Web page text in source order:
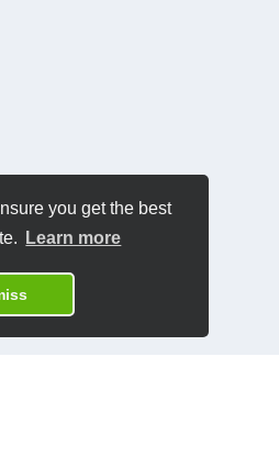
you get the best
Learn more